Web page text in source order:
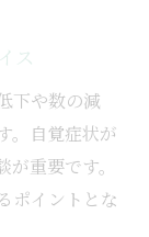
ス
下や数の減
。自覚症状が
重要です。
ポイントとな